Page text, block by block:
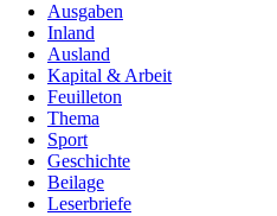
Ausgaben
Inland
Ausland
Kapital & Arbeit
Feuilleton
Thema
Sport
Geschichte
Beilage
Leserbriefe